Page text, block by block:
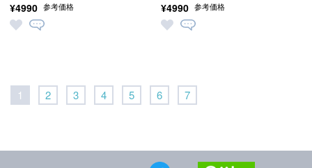
キャンディースリーブ
袖山タックトレンチコ
¥4990 参考価格
キャンディースリーブ
袖山タックトレンチコ
¥4990 参考価格
1 2 3 4 5 6 7